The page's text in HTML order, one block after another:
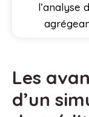
l’analyse
Les
d’un